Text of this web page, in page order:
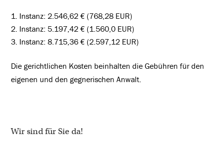
Instanz: 2.546,62 € (768,28 EUR)
Instanz: 5.197,42 € (1.560,0 EUR)
Instanz: 8.715,36 € (2.597,12 EUR)
Die gerichtlichen Kosten beinhalten die Gebühren für den
eigenen und den gegnerischen Anwalt.
Wir sind für Sie da!